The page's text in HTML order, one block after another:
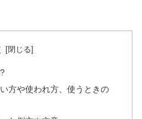
方や使われ方、使うときの